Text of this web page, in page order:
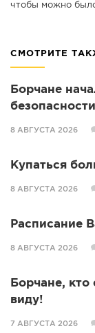
чтобы можно
СМОТРИТЕ
Борчане
безопасности
8 АВГУСТА 2026
Купаться
8 АВГУСТА 2026
Расписание
8 АВГУСТА 2026
Борчане, кто
виду!
7 АВГУСТА 2026